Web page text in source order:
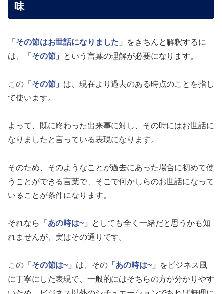
味
「その節はお世話になりました」
をきちんと解釈するに
は、
「その節」 という言葉の理解が必要になります。
この 「その節」 は、現在より過去のある時点のことを指し
て使います。
よって、既に終わった出来事に対し、その時にはお世話に
なりましたと言っている表現になります。
そのため、そのようなことが過去にあった場合に初めて使
うことができる言葉で、そこで何かしらのお世話になって
いることが条件になります。
それなら 「あの時は~」
としても全く一緒だと思うかも知
れませんが、実はその通りです。
この 「その節は~」 は、その 「あの時は~」
をビジネス風
に丁寧にした表現で、一般的にはそちらの方が分かりやす